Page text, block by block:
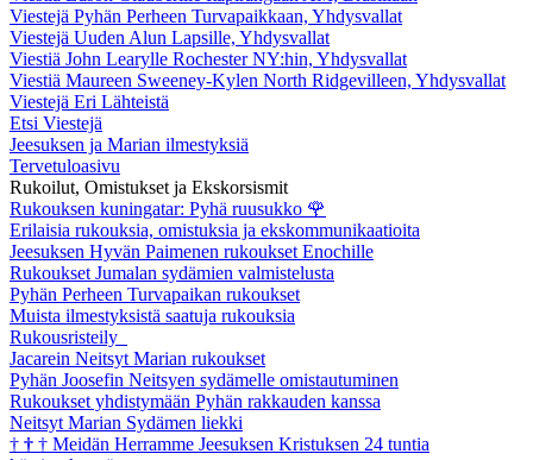
Viestejä Pyhän Perheen Turvapaikkaan, Yhdysvallat
Viestejä Uuden Alun Lapsille, Yhdysvallat
Viestiä John Learylle Rochester NY:hin, Yhdysvallat
Viestiä Maureen Sweeney-Kylen North Ridgevilleen, Yhdysvallat
Viestejä Eri Lähteistä
Etsi Viestejä
Jeesuksen ja Marian ilmestyksiä
Tervetuloasivu
Rukoilut, Omistukset ja Ekskorsismit
Rukouksen kuningatar: Pyhä ruusukko 🌹
Erilaisia rukouksia, omistuksia ja ekskommunikaatioita
Jeesuksen Hyvän Paimenen rukoukset Enochille
Rukoukset Jumalan sydämien valmistelusta
Pyhän Perheen Turvapaikan rukoukset
Muista ilmestyksistä saatuja rukouksia
Rukousristeily
Jacarein Neitsyt Marian rukoukset
Pyhän Joosefin Neitsyen sydämelle omistautuminen
Rukoukset yhdistymään Pyhän rakkauden kanssa
Neitsyt Marian Sydämen liekki
† † † Meidän Herramme Jeesuksen Kristuksen 24 tuntia